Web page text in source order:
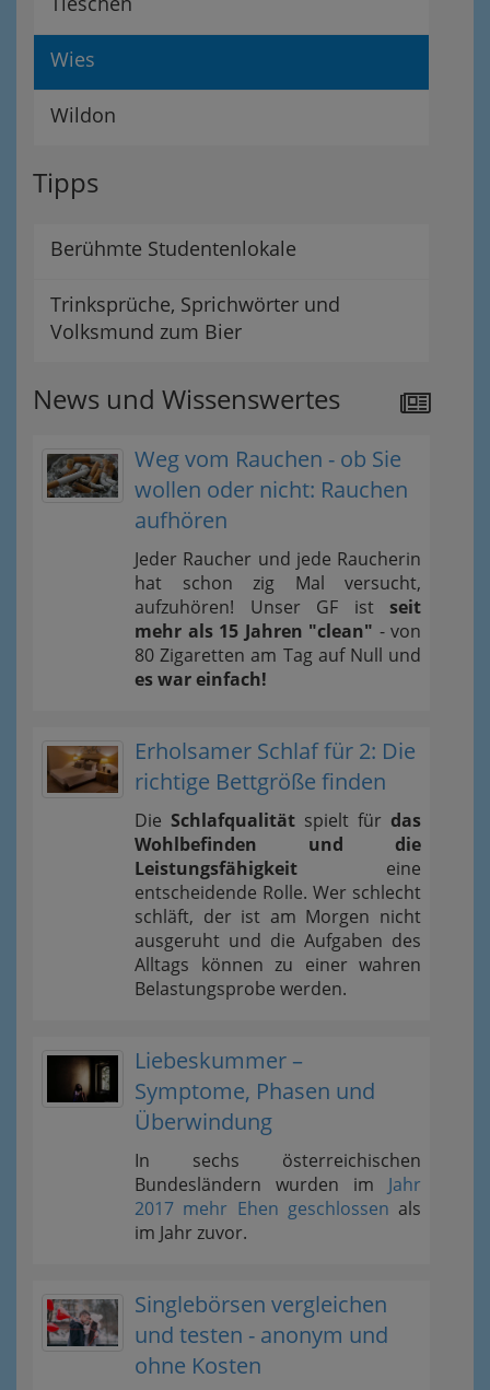
Wies
Wildon
Tipps
Berühmte Studentenlokale
Trinksprüche, Sprichwörter und
Volksmund zum Bier
News und Wissenswertes
Weg vom Rauchen - ob Sie
wollen oder nicht: Rauchen
aufhören
Jeder Raucher und jede Raucherin
hat schon zig Mal versucht,
aufzuhören! Unser GF ist seit
mehr als 15 Jahren "clean" - von
80 Zigaretten am Tag auf Null und
es war einfach!
Erholsamer Schlaf für 2: Die
richtige Bettgröße finden
Die Schlafqualität spielt für das
Wohlbefinden und die
Leistungsfähigkeit eine
entscheidende Rolle. Wer schlecht
schläft, der ist am Morgen nicht
ausgeruht und die Aufgaben des
Alltags können zu einer wahren
Belastungsprobe werden.
Liebeskummer –
Symptome, Phasen und
Überwindung
In sechs österreichischen
Bundesländern wurden im Jahr
2017 mehr Ehen geschlossen als
im Jahr zuvor.
Singlebörsen vergleichen
und testen - anonym und
ohne Kosten